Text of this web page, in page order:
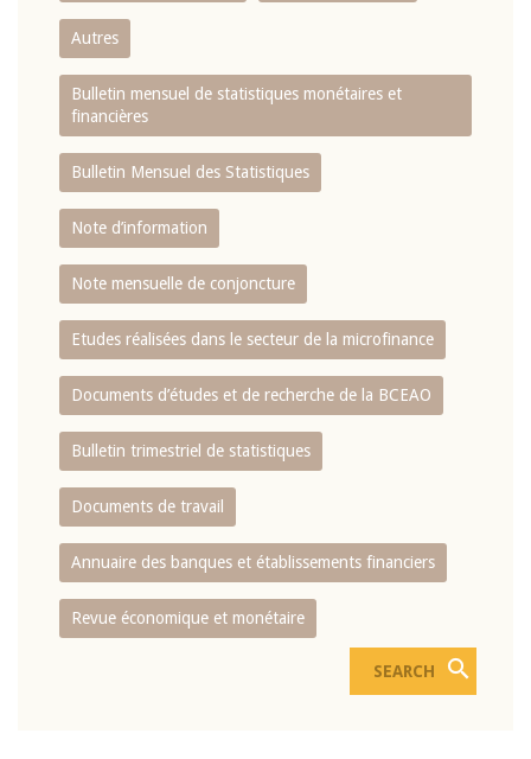
Autres
Bulletin mensuel de statistiques monétaires et
financières
Bulletin Mensuel des Statistiques
Note d’information
Note mensuelle de conjoncture
Etudes réalisées dans le secteur de la microfinance
Documents d’études et de recherche de la BCEAO
Bulletin trimestriel de statistiques
Documents de travail
Annuaire des banques et établissements financiers
Revue économique et monétaire